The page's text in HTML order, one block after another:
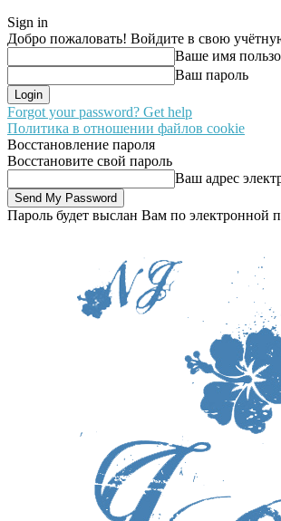
Sign in
Добро пожаловать! Войдите в свою
Ваше имя
Ваш пароль
Forgot your password? Get help
Политика в отношении файлов cookie
Восстановление пароля
Восстановите свой пароль
Ваш адрес
Пароль будет выслан Вам по электронной